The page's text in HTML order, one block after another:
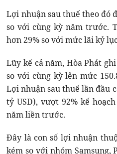
Lợi nhuận sau thuế theo đó
so với cùng kỳ năm trước.
hơn 29% so với mức lãi kỷ
Lũy kế cả năm, Hòa Phát
so với cùng kỳ lên mức
Lợi nhuận sau thuế lần đầu
tỷ USD), vượt 92% kế
năm liền trước.
Đây là con số lợi nhuận
kém so với nhóm Samsung,